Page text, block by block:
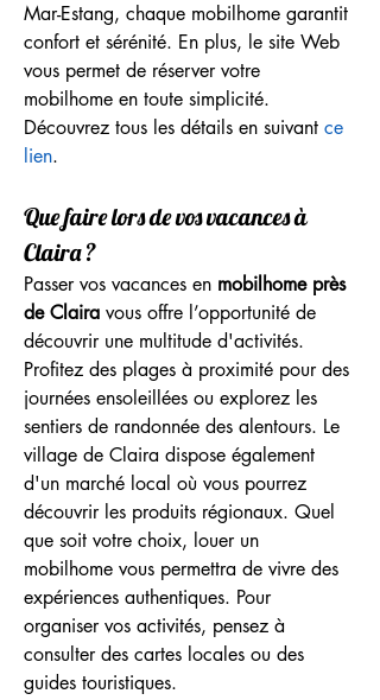
Mar-Estang, chaque mobilhome garantit
confort et sérénité. En plus, le site Web
vous permet de réserver votre
mobilhome en toute simplicité.
Découvrez tous les détails en suivant ce
lien.
Que faire lors de vos vacances à
Claira ?
Passer vos vacances en mobilhome près
de Claira vous offre l’opportunité de
découvrir une multitude d'activités.
Profitez des plages à proximité pour des
journées ensoleillées ou explorez les
sentiers de randonnée des alentours. Le
village de Claira dispose également
d'un marché local où vous pourrez
découvrir les produits régionaux. Quel
que soit votre choix, louer un
mobilhome vous permettra de vivre des
expériences authentiques. Pour
organiser vos activités, pensez à
consulter des cartes locales ou des
guides touristiques.